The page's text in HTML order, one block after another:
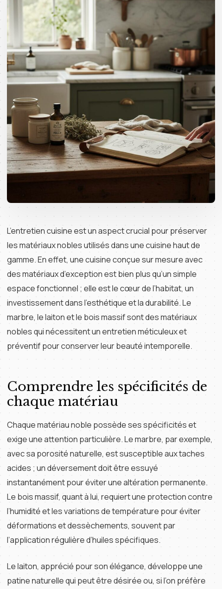
L’entretien cuisine est un aspect crucial pour préserver
les matériaux nobles utilisés dans une cuisine haut de
gamme. En effet, une cuisine conçue sur mesure avec
des matériaux d’exception est bien plus qu’un simple
espace fonctionnel ; elle est le cœur de l’habitat, un
investissement dans l’esthétique et la durabilité. Le
marbre, le laiton et le bois massif sont des matériaux
nobles qui nécessitent un entretien méticuleux et
préventif pour conserver leur beauté intemporelle.
Comprendre les spécificités de
chaque matériau
Chaque matériau noble possède ses spécificités et
exige une attention particulière. Le marbre, par exemple,
avec sa porosité naturelle, est susceptible aux taches
acides ; un déversement doit être essuyé
instantanément pour éviter une altération permanente.
Le bois massif, quant à lui, requiert une protection contre
l’humidité et les variations de température pour éviter
déformations et dessèchements, souvent par
l’application régulière d’huiles spécifiques.
Le laiton, apprécié pour son élégance, développe une
patine naturelle qui peut être désirée ou, si l’on préfère